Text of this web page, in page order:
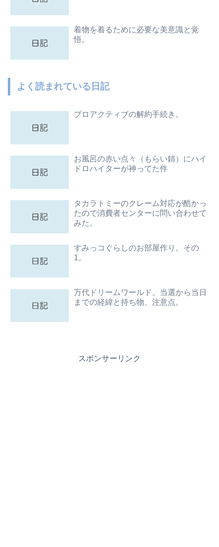
着物を着るために必要な美意識と覚
悟。
よく読まれている日記
プロアクティブの解約手続き。
お風呂の赤い点々（もらい錆）にハイ
ドロハイターが神ってた件
タカラトミーのクレーム対応が酷かっ
たので消費者センターに問い合わせて
みた。
すみっコぐらしのお部屋作り。その
1。
万代ドリームワールド。当選から当日
までの経緯と持ち物、注意点。
スポンサーリンク